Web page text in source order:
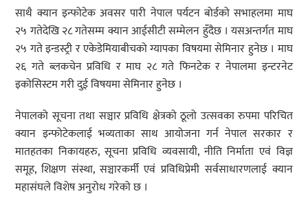
साथै क्यान इन्फोटेक अवसर पारी नेपाल पर्यटन बोर्डको सभाहलमा माघ
२५ गतेदेखि २८ गतेसम्म क्यान आईसीटी सम्मेलन हुँदैछ । यसअन्तर्गत माघ
२५ गते इन्डस्ट्री र एकेडेमियाबीचको ग्यापका विषयमा सेमिनार हुनेछ । माघ
२६ गते ब्लकचेन प्रविधि र माघ २८ गते फिनटेक र नेपालमा इन्टरनेट
इकोसिस्टम गरी दुई विषयमा सेमिनार हुनेछ ।
नेपालको सूचना तथा सञ्चार प्रविधि क्षेत्रको ठूलो उत्सवका रुपमा परिचित
क्यान इन्फोटेकलाई भव्यताका साथ आयोजना गर्न नेपाल सरकार र
मातहतका निकायहरु, सूचना प्रविधि व्यवसायी, नीति निर्माता एवं विज्ञ
समूह, शिक्षण संस्था, सञ्चारकर्मी एवं प्रविधिप्रेमी सर्वसाधारणलाई क्यान
महासंघले विशेष अनुरोध गरेको छ ।